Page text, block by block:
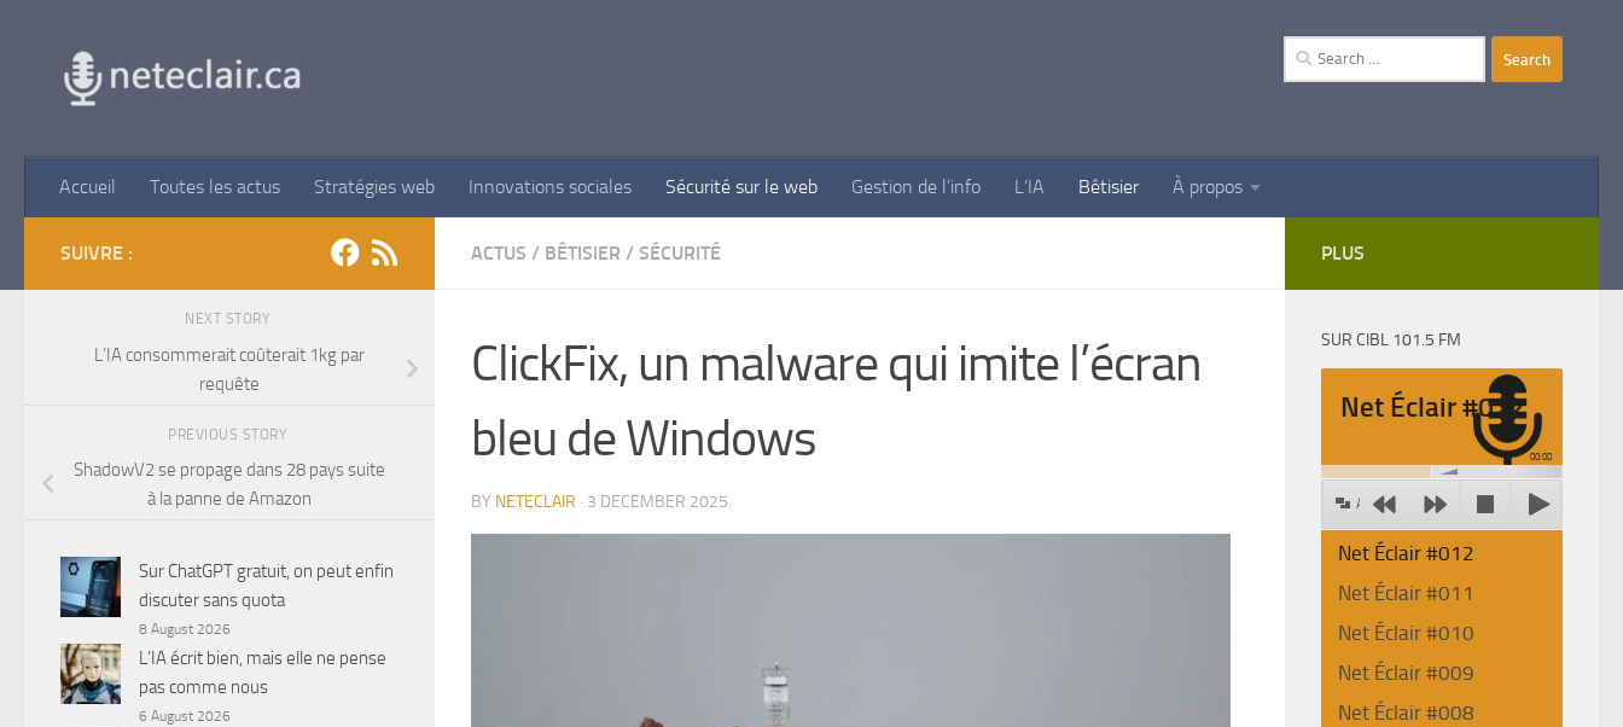
Search
for:
Accueil Toutes les actus Stratégies web Innovations sociales Sécurité sur le web Gestion de l’info L’IA Bêtisier À propos
ACTUS / BÊTISIER / SÉCURITÉ
ClickFix, un malware qui imite l’écran
bleu de Windows
BY NETECLAIR · 3 DECEMBER 2025
SUIVRE :
NEXT STORY
L’IA consommerait coûterait 1kg par
requête
PREVIOUS STORY
ShadowV2 se propage dans 28 pays suite
à la panne de Amazon
Sur ChatGPT gratuit, on peut enfin
discuter sans quota
8 August 2026
L’IA écrit bien, mais elle ne pense
pas comme nous
6 August 2026
PLUS
SUR CIBL 101.5 FM
Net Éclair #012
00:00
Agrandir
Net Éclair #012
Net Éclair #011
Net Éclair #010
Net Éclair #009
Net Éclair #008